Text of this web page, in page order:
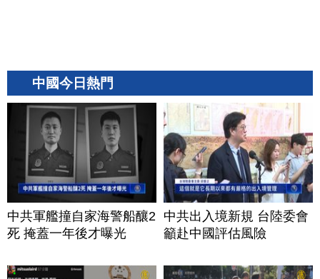
中國今日熱門
中共軍艦撞自家海警船釀2
死 掩蓋一年後才曝光
中共出入境新規 台陸委會
籲赴中國評估風險